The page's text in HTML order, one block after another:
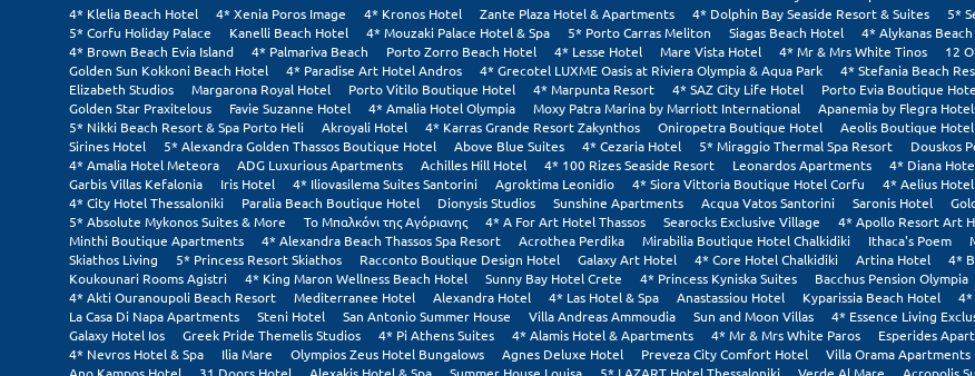
4* Klelia Beach Hotel
4* Xenia Poros Image 4* Kronos Hotel Zante Plaza Hotel & Apartments 4* Dolphin Bay Seaside Resort & Suites 5*
5* Corfu Holiday Palace
Kanelli Beach Hotel 4* Mouzaki Palace Hotel & Spa 5* Porto Carras Meliton Siagas Beach Hotel 4* Alykanas
4* Brown Beach Evia Island
4* Palmariva Beach Porto Zorro Beach Hotel 4* Lesse Hotel Mare Vista Hotel 4* Mr & Mrs White Tinos 12
Golden Sun Kokkoni Beach Hotel
4* Paradise Art Hotel Andros 4* Grecotel LUXME Oasis at Riviera Olympia & Aqua Park 4* Stefania Beach
Elizabeth Studios
Margarona Royal Hotel Porto Vitilo Boutique Hotel 4* Marpunta Resort 4* SAZ City Life Hotel Porto Evia Boutique
Golden Star Praxitelous
Favie Suzanne Hotel 4* Amalia Hotel Olympia Moxy Patra Marina by Marriott International Apanemia by Flegra
5* Nikki Beach Resort & Spa Porto Heli
Akroyali Hotel 4* Karras Grande Resort Zakynthos Oniropetra Boutique Hotel Aeolis Boutique Hotel
Sirines Hotel
5* Alexandra Golden Thassos Boutique Hotel Above Blue Suites 4* Cezaria Hotel 5* Miraggio Thermal Spa Resort Douskos
4* Amalia Hotel Meteora
ADG Luxurious Apartments Achilles Hill Hotel 4* 100 Rizes Seaside Resort Leonardos Apartments 4* Diana
Garbis Villas Kefalonia
Iris Hotel 4* Iliovasilema Suites Santorini Agroktima Leonidio 4* Siora Vittoria Boutique Hotel Corfu 4* Aelius Hotel
4* City Hotel Thessaloniki
Paralia Beach Boutique Hotel Dionysis Studios Sunshine Apartments Acqua Vatos Santorini Saronis Hotel
5* Absolute Mykonos Suites & More
Το Μπαλκόνι της Αγόριανης 4* A For Art Hotel Thassos Searocks Exclusive Village 4* Apollo Resort Art
Minthi Boutique Apartments
4* Alexandra Beach Thassos Spa Resort Acrothea Perdika Mirabilia Boutique Hotel Chalkidiki Ithaca's Poem
Skiathos Living
5* Princess Resort Skiathos Racconto Boutique Design Hotel Galaxy Art Hotel 4* Core Hotel Chalkidiki Artina Hotel 4*
Koukounari Rooms Agistri
4* King Maron Wellness Beach Hotel Sunny Bay Hotel Crete 4* Princess Kyniska Suites Bacchus Pension Olympia
4* Akti Ouranoupoli Beach Resort
Mediterranee Hotel Alexandra Hotel 4* Las Hotel & Spa Anastassiou Hotel Kyparissia Beach Hotel 4*
La Casa Di Napa Apartments
Steni Hotel San Antonio Summer House Villa Andreas Ammoudia Sun and Moon Villas 4* Essence Living
Galaxy Hotel Ios
Greek Pride Themelis Studios 4* Pi Athens Suites 4* Alamis Hotel & Apartments 4* Mr & Mrs White Paros Esperides
4* Nevros Hotel & Spa
Ilia Mare Olympios Zeus Hotel Bungalows Agnes Deluxe Hotel Preveza City Comfort Hotel Villa Orama Apartments